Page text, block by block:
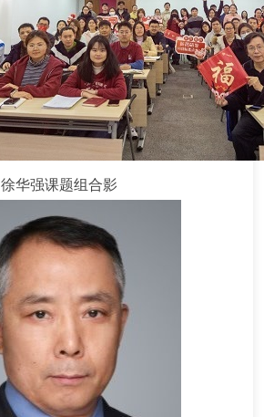
徐华强课题组合影